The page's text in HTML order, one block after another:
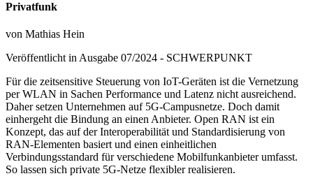
Privatfunk
von Mathias Hein
Veröffentlicht in Ausgabe 07/2024 - SCHWERPUNKT
Für die zeitsensitive Steuerung von IoT-Geräten ist die Vernetzung
per WLAN in Sachen Performance und Latenz nicht ausreichend.
Daher setzen Unternehmen auf 5G-Campusnetze. Doch damit
einhergeht die Bindung an einen Anbieter. Open RAN ist ein
Konzept, das auf der Interoperabilität und Standardisierung von
RAN-Elementen basiert und einen einheitlichen
Verbindungsstandard für verschiedene Mobilfunkanbieter umfasst.
So lassen sich private 5G-Netze flexibler realisieren.